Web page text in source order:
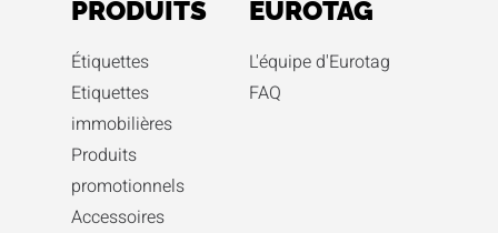
PRODUITS
Étiquettes
Etiquettes
immobilières
Produits
promotionnels
Accessoires
EUROTAG
L'équipe d'Eurotag
FAQ